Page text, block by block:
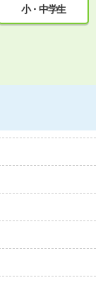
小・中学生